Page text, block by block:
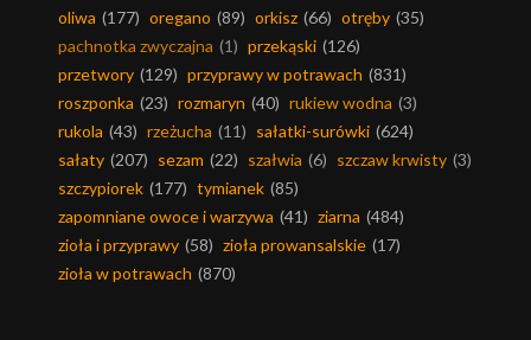
oliwa (177) oregano (89) orkisz (66) otręby (35)
pachnotka zwyczajna (1) przekąski (126)
przetwory (129) przyprawy w potrawach (831)
roszponka (23) rozmaryn (40) rukiew wodna (3)
rukola (43) rzeżucha (11) sałatki-surówki (624)
sałaty (207) sezam (22) szałwia (6) szczaw krwisty (3)
szczypiorek (177) tymianek (85)
zapomniane owoce i warzywa (41) ziarna (484)
zioła i przyprawy (58) zioła prowansalskie (17)
zioła w potrawach (870)